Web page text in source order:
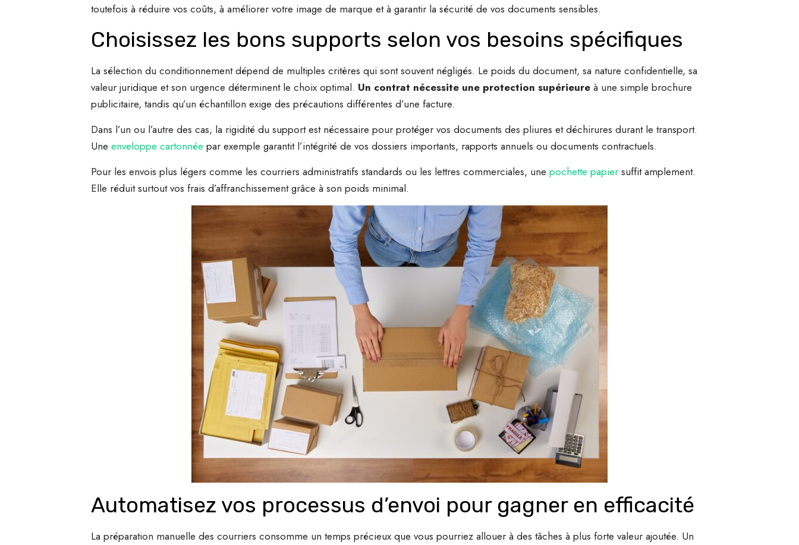
toutefois à réduire vos coûts, à améliorer votre image de marque et à garantir la sécurité de vos documents sensibles.
Choisissez les bons supports selon vos besoins spécifiques
La sélection du conditionnement dépend de multiples critères qui sont souvent négligés. Le poids du document, sa nature confidentielle, sa
valeur juridique et son urgence déterminent le choix optimal. Un contrat nécessite une protection supérieureà une simple brochure
publicitaire, tandis qu’un échantillon exige des précautions différentes d’une facture.
Dans l’un ou l’autre des cas, la rigidité du support est nécessaire pour protéger vos documents des pliures et déchirures durant le transport.
Une enveloppe cartonnée par exemple garantit l’intégrité de vos dossiers importants, rapports annuels ou documents contractuels.
Pour les envois plus légers comme les courriers administratifs standards ou les lettres commerciales, une pochette papiersuffit amplement.
Elle réduit surtout vos frais d’affranchissement grâce à son poids minimal.
Automatisez vos processus d’envoi pour gagner en efficacité
La préparation manuelle des courriers consomme un temps précieux que vous pourriez allouer à des tâches à plus forte valeur ajoutée. Un